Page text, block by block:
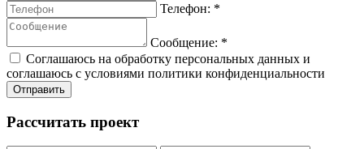
Телефон: *
Сообщение: *
Соглашаюсь на обработку персональных данных и
соглашаюсь с условиями политики конфиденциальности
Рассчитать проект